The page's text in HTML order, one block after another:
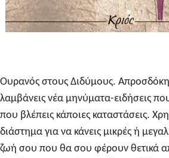
Ουρανός στους Διδύμους.
λαμβάνεις νέα μηνύματα-ειδήσεις
που βλέπεις κάποιες καταστάσεις.
διάστημα για να κάνεις μικρές ή
ζωή σου που θα σου φέρουν θετικά